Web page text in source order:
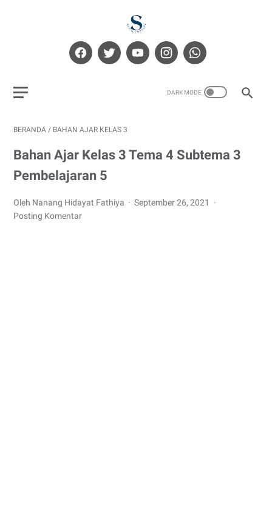
BERANDA / BAHAN AJAR KELAS 3
Bahan Ajar Kelas 3 Tema 4 Subtema 3
Pembelajaran 5
Oleh Nanang Hidayat Fathiya
September 26, 2021
Posting Komentar